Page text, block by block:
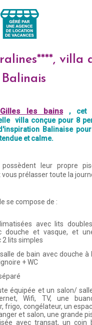
villa
Gilles les bains , cet
villa conçue pour 8
Balinaise
et calme.
leur propre
prélasser toute la
se compose de :
avec lits
douche et vasque, et
2 lits simples
de bain avec douche à
+ WC
équipée et un salon/
Wifi, TV, une
frigo, congélateur, un
et salon, une grande
avec transat, un coin